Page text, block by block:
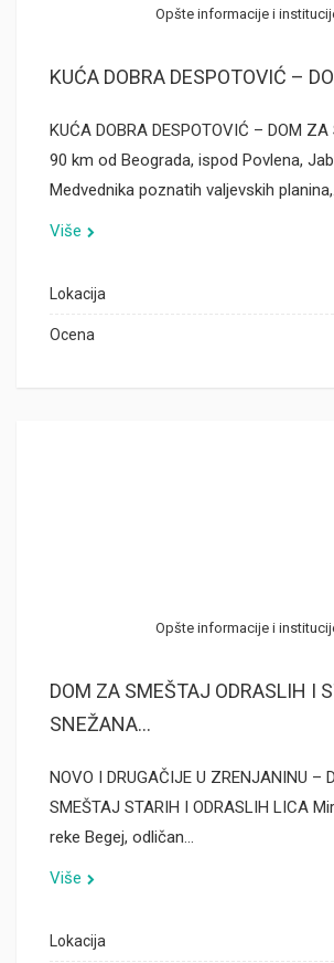
Opšte informacije i
KUĆA DOBRA DESPOTOVIĆ –
KUĆA DOBRA DESPOTOVIĆ – DOM
90 km od Beograda, ispod Povlena,
Medvednika poznatih valjevskih
Više
Lokacija
Ocena
Opšte informacije i
DOM ZA SMEŠTAJ ODRASLIH I
SNEŽANA...
NOVO I DRUGAČIJE U ZRENJANINU –
SMEŠTAJ STARIH I ODRASLIH LICA
reke Begej, odličan…
Više
Lokacija